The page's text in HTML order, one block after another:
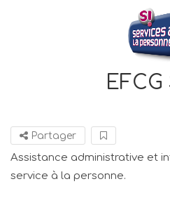
EFCG
Partager
Assistance administrative et
service à la personne.